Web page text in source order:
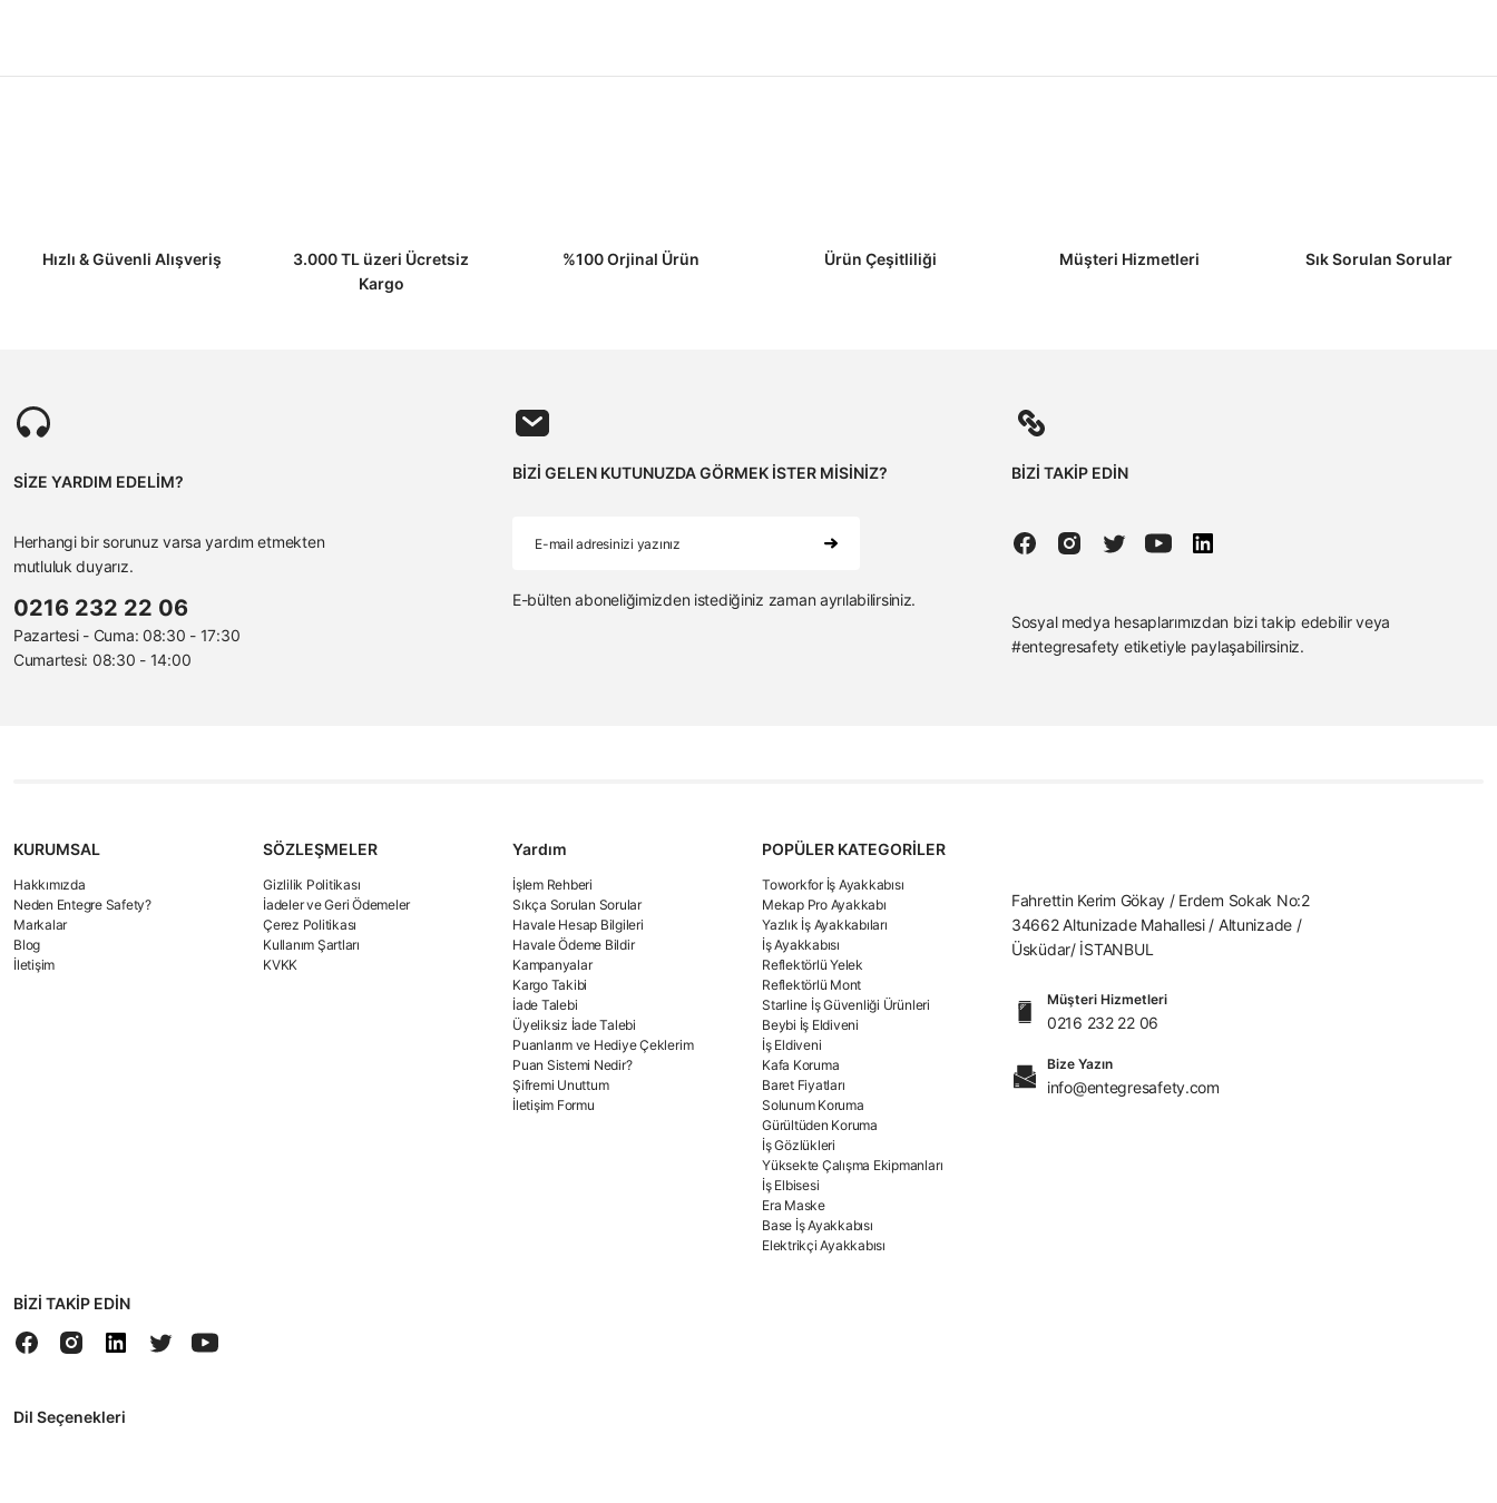
Hızlı & Güvenli Alışveriş
3.000 TL üzeri Ücretsiz
Kargo
%100 Orjinal Ürün Ürün Çeşitliliği Müşteri Hizmetleri Sık Sorulan Sorular
SİZE YARDIM EDELİM?
Herhangi bir sorunuz varsa yardım etmekten
mutluluk duyarız.
0216 232 22 06
Pazartesi - Cuma: 08:30 - 17:30
Cumartesi: 08:30 - 14:00
BİZİ GELEN KUTUNUZDA GÖRMEK İSTER MİSİNİZ?
E-bülten aboneliğimizden istediğiniz zaman ayrılabilirsiniz.
BİZİ TAKİP EDİN
Sosyal medya hesaplarımızdan bizi takip edebilir veya
#entegresafety etiketiyle paylaşabilirsiniz.
KURUMSAL
Hakkımızda
Neden Entegre Safety?
Markalar
Blog
İletişim
SÖZLEŞMELER
Gizlilik Politikası
İadeler ve Geri Ödemeler
Çerez Politikası
Kullanım Şartları
KVKK
Yardım
İşlem Rehberi
Sıkça Sorulan Sorular
Havale Hesap Bilgileri
Havale Ödeme Bildir
Kampanyalar
Kargo Takibi
İade Talebi
Üyeliksiz İade Talebi
Puanlarım ve Hediye Çeklerim
Puan Sistemi Nedir?
Şifremi Unuttum
İletişim Formu
POPÜLER KATEGORİLER
Toworkfor İş Ayakkabısı
Mekap Pro Ayakkabı
Yazlık İş Ayakkabıları
İş Ayakkabısı
Reflektörlü Yelek
Reflektörlü Mont
Starline İş Güvenliği Ürünleri
Beybi İş Eldiveni
İş Eldiveni
Kafa Koruma
Baret Fiyatları
Solunum Koruma
Gürültüden Koruma
İş Gözlükleri
Yüksekte Çalışma Ekipmanları
İş Elbisesi
Era Maske
Base İş Ayakkabısı
Elektrikçi Ayakkabısı
BİZİ TAKİP EDİN
Dil Seçenekleri
Fahrettin Kerim Gökay / Erdem Sokak No:2
34662 Altunizade Mahallesi / Altunizade /
Üsküdar/ İSTANBUL
Müşteri Hizmetleri
0216 232 22 06
Bize Yazın
info@entegresafety.com